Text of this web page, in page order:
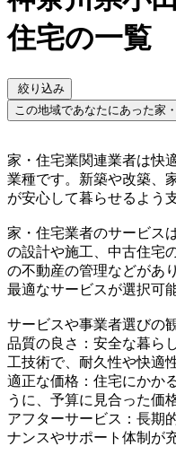
住宅の一覧
絞り込み
この地域であなたにあった家
家・住宅業関連業者は快
業種です。新築や改築、
が安心して暮らせるよう
家・住宅業者のサービス
の設計や施工、中古住宅
の不動産の管理などがあ
最適なサービスが選択可
サービスや事業者選びの
品質の良さ：安全な暮ら
工技術で、耐久性や快適
適正な価格：住宅にかか
うに、予算に見合った価
アフターサービス：長期
ナンスやサポート体制が